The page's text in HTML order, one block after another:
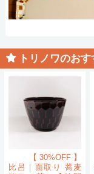
トリノワのお
【30%OFF】
比呂｜面取り 蕎麦